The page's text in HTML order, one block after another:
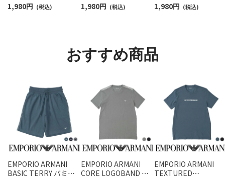
スニーカー丈ソックス
1,980円 (税込)
ンポイントソックス シ
1,980円 (税込)
ロベア オーガニック
1,980円 (税込)
おすすめ商品
EMPORIO ARMANI
BASIC TERRY バミュ
EMPORIO ARMANI
CORE LOGOBAND コ
EMPORIO ARMANI
TEXTURED